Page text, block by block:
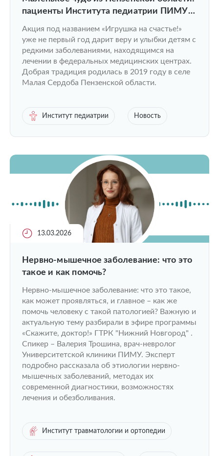
пациенты Института педиатрии ПИМУ
работы
Акция под названием «Игрушка на счастье!»
уже не первый год дарит веру и улыбки детям с
редкими заболеваниями, находящимся на
лечении в федеральных медицинских центрах.
Добрая традиция родилась в 2019 году в селе
Малая Сердоба Пензенской области.
Институт педиатрии Новость
13.03.2026
Нервно-мышечное заболевание: что это
такое и как помочь?
Нервно-мышечное заболевание: что это такое,
как может проявляться, и главное – как же
помочь человеку с такой патологией? Важную и
актуальную тему разбирали в эфире программы
«Скажите, доктор!» ГТРК "Нижний Новгород" .
Спикер – Валерия Трошина, врач-невролог
Университетской клиники ПИМУ. Эксперт
подробно рассказала об этиологии нервно-
мышечных заболеваний, методах их
современной диагностики, возможностях
лечения и обезболивания.
Институт травматологии и ортопедии